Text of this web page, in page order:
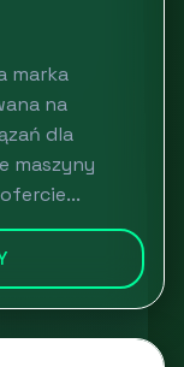
marka
na
dla
maszyny